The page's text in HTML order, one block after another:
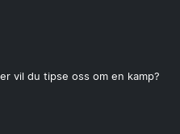
vil du tipse oss om en kamp?